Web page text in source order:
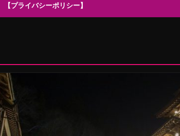
【プライバシーポリシー】